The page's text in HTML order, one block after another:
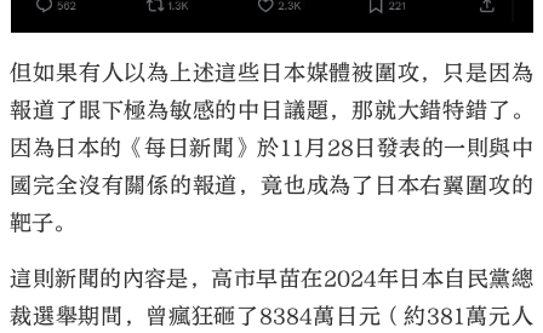
但如果有人以為上述這些日本媒體被圍攻，只是因為
報道了眼下極為敏感的中日議題，那就大錯特錯了。
因為日本的《每日新聞》於11月28日發表的一則與中
國完全沒有關係的報道，竟也成為了日本右翼圍攻的
靶子。
這則新聞的內容是，高市早苗在2024年日本自民黨總
裁選舉期間，曾瘋狂砸了8384萬日元（約381萬元人